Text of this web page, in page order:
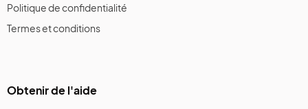
Politique de confidentialité
Termes et conditions
Obtenir de l'aide